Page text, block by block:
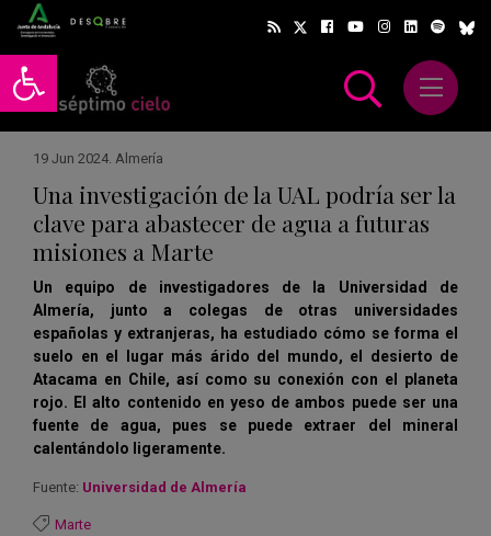
Abrir barra de herramientas
Abrir
19 Jun 2024. Almería
Una investigación de la UAL podría ser la
clave para abastecer de agua a futuras
misiones a Marte
Un equipo de investigadores de la Universidad de
Almería, junto a colegas de otras universidades
españolas y extranjeras, ha estudiado cómo se forma el
suelo en el lugar más árido del mundo, el desierto de
Atacama en Chile, así como su conexión con el planeta
rojo. El alto contenido en yeso de ambos puede ser una
fuente de agua, pues se puede extraer del mineral
calentándolo ligeramente.
Fuente: Universidad de Almería
Marte